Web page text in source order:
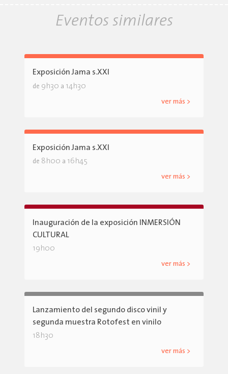
Eventos similares
Exposición Jama s.XXI
de 9h30 a 14h30
ver más >
Exposición Jama s.XXI
de 8h00 a 16h45
ver más >
Inauguración de la exposición INMERSIÓN
CULTURAL
19h00
ver más >
Lanzamiento del segundo disco vinil y
segunda muestra Rotofest en vinilo
18h30
ver más >